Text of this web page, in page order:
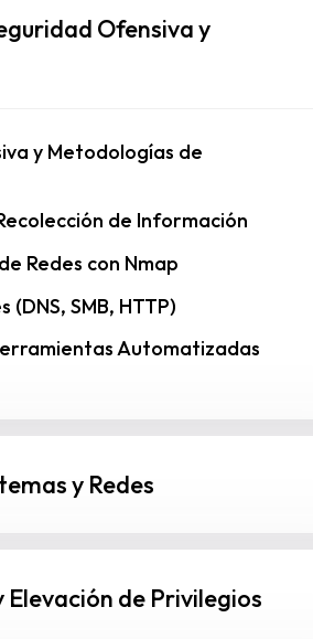
Ofensiva y
y Metodologías de
de Información
Redes con Nmap
SMB, HTTP)
Automatizadas
y Redes
de Privilegios